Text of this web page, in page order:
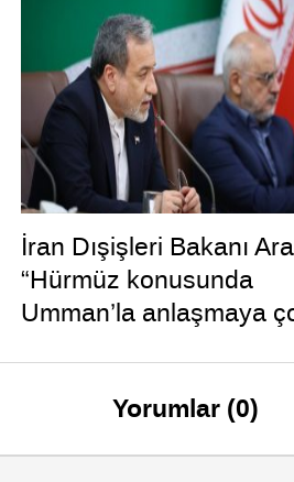
İran Dışişleri Bakanı
“Hürmüz konusunda
Umman’la anlaşmaya
Yorumlar (0)